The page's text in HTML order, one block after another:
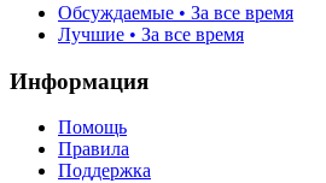
Обсуждаемые • За все время
Лучшие • За все время
Информация
Помощь
Правила
Поддержка